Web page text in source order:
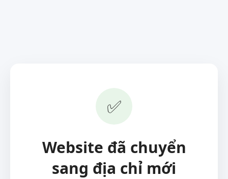
✅
Website đã chuyển
sang địa chỉ mới